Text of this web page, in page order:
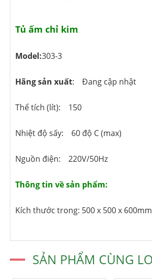
Tủ ấm chỉ kim
Model:303-3
Hãng sản xuất: Đang cập nhật
Thể tích (lít): 150
Nhiệt độ sấy: 60 độ C (max)
Nguồn điện: 220V/50Hz
Thông tin về sản phẩm:
Kích thước trong: 500 x 500 x 600mm
SẢN PHẨM CÙNG